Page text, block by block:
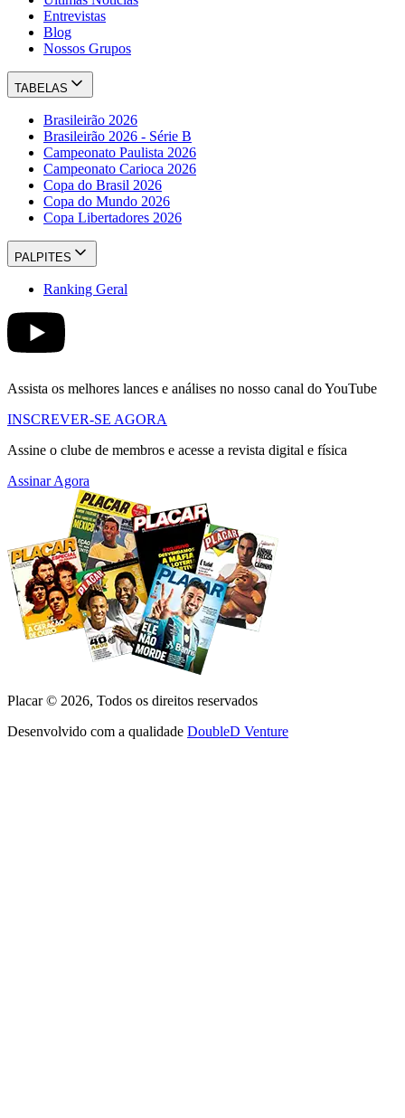
Entrevistas
Blog
Nossos Grupos
TABELAS
Brasileirão 2026
Brasileirão 2026 - Série B
Campeonato Paulista 2026
Campeonato Carioca 2026
Copa do Brasil 2026
Copa do Mundo 2026
Copa Libertadores 2026
PALPITES
Ranking Geral
Assista os melhores lances e análises no nosso canal do YouTube
INSCREVER-SE AGORA
Assine o clube de membros e acesse a revista digital e física
Assinar Agora
Placar © 2026, Todos os direitos reservados
Desenvolvido com a qualidade DoubleD Venture